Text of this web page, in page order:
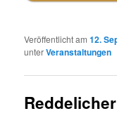
Veröffentlicht am12.
unterVeranstaltungen